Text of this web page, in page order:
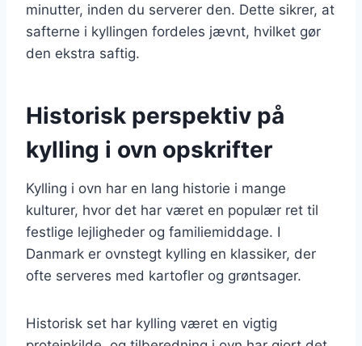
minutter, inden du serverer den. Dette sikrer, at
safterne i kyllingen fordeles jævnt, hvilket gør
den ekstra saftig.
Historisk perspektiv på
kylling i ovn opskrifter
Kylling i ovn har en lang historie i mange
kulturer, hvor det har været en populær ret til
festlige lejligheder og familiemiddage. I
Danmark er ovnstegt kylling en klassiker, der
ofte serveres med kartofler og grøntsager.
Historisk set har kylling været en vigtig